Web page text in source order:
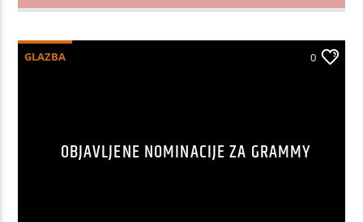
GLAZBA 0
OBJAVLJENE NOMINACIJE ZA GRAMMY